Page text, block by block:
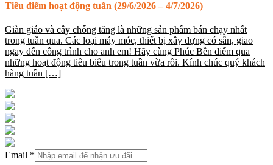
Tiêu điểm hoạt động tuần (29/6/2026 – 4/7/2026)
Giàn giáo và cây chống tăng là những sản phẩm bán chạy nhất
trong tuần qua. Các loại máy móc, thiết bị xây dựng có sẵn, giao
ngay đến công trình cho anh em! Hãy cùng Phúc Bền điểm qua
những hoạt động tiêu biểu trong tuần vừa rồi. Kính chúc quý khách
hàng tuần […]
Email *